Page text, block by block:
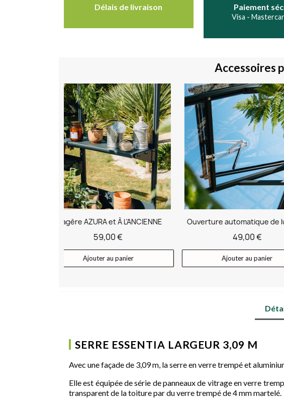
Délais de livraison Paiement
Visa -
Accessoires
Ouverture automatique de lucarne
49,00 €
Ajouter au panier
99,00 €
Ajouter au
SERRE ESSENTIA LARGEUR 3,09 M
Avec une façade de 3,09 m, la serre en verre trempé et
Elle est équipée de série de panneaux de vitrage en verre
transparent de la toiture par du verre trempé de 4 mm martelé.